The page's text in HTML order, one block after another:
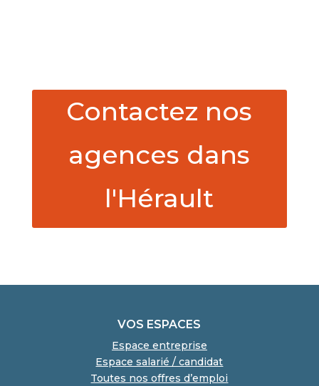
Contactez nos
agences dans
l'Hérault
VOS ESPACES
Espace entreprise
Espace salarié / candidat
Toutes nos offres d’emploi